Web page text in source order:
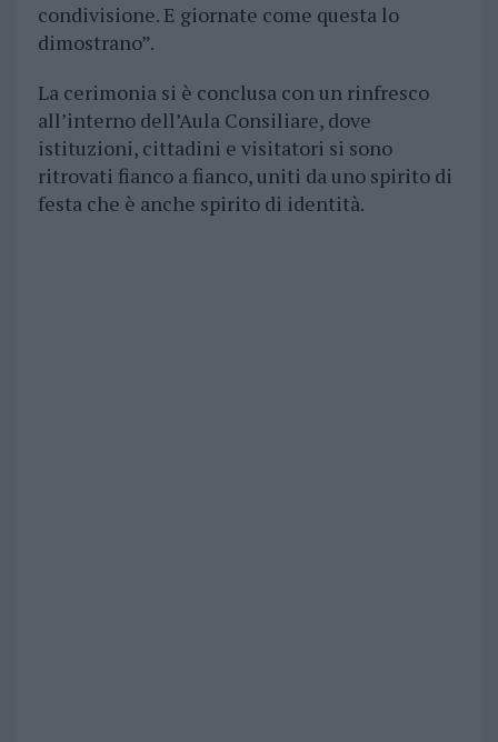
condivisione. E giornate come questa lo
dimostrano”.
La cerimonia si è conclusa con un rinfresco
all’interno dell’Aula Consiliare, dove
istituzioni, cittadini e visitatori si sono
ritrovati fianco a fianco, uniti da uno spirito di
festa che è anche spirito di identità.